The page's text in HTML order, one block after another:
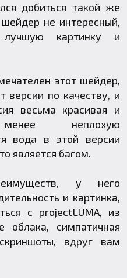
добиться такой же
не интересный,
картинку и
этот шейдер,
версии по качеству, и
весьма красивая и
неплохую
вода в этой версии
является багом.
у него
и картинка,
с projectLUMA, из
облака, симпатичная
вдруг вам